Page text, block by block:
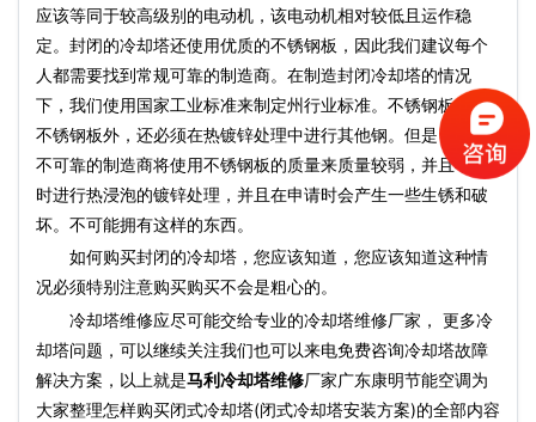
应该等同于较高级别的电动机，该电动机相对较低且运作稳
定。封闭的冷却塔还使用优质的不锈钢板，因此我们建议每个
人都需要找到常规可靠的制造商。在制造封闭冷却塔的情况
下，我们使用国家工业标准来制定州行业标准。不锈钢板。除
不锈钢板外，还必须在热镀锌处理中进行其他钢。但是，一些
不可靠的制造商将使用不锈钢板的质量来质量较弱，并且不及
时进行热浸泡的镀锌处理，并且在申请时会产生一些生锈和破
坏。不可能拥有这样的东西。
如何购买封闭的冷却塔，您应该知道，您应该知道这种情
况必须特别注意购买购买不会是粗心的。
冷却塔维修应尽可能交给专业的冷却塔维修厂家， 更多冷
却塔问题，可以继续关注我们也可以来电免费咨询冷却塔故障
解决方案，以上就是马利冷却塔维修厂家广东康明节能空调为
大家整理怎样购买闭式冷却塔(闭式冷却塔安装方案)的全部内容